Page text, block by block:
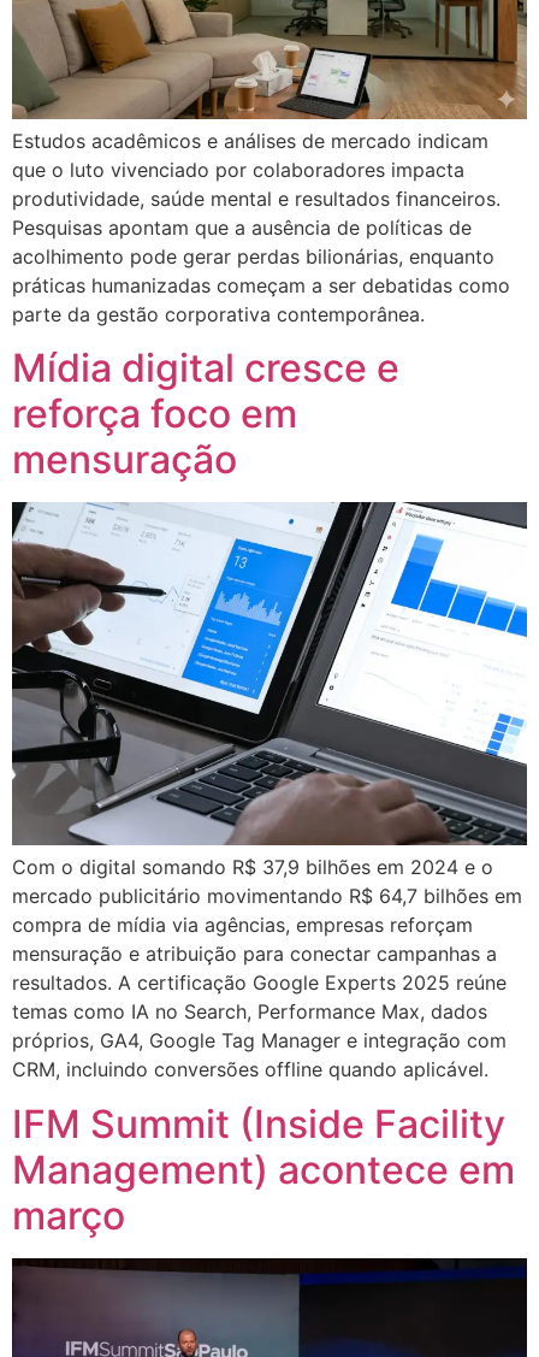
Estudos acadêmicos e análises de mercado indicam
que o luto vivenciado por colaboradores impacta
produtividade, saúde mental e resultados financeiros.
Pesquisas apontam que a ausência de políticas de
acolhimento pode gerar perdas bilionárias, enquanto
práticas humanizadas começam a ser debatidas como
parte da gestão corporativa contemporânea.
Mídia digital cresce e
reforça foco em
mensuração
Com o digital somando R$ 37,9 bilhões em 2024 e o
mercado publicitário movimentando R$ 64,7 bilhões em
compra de mídia via agências, empresas reforçam
mensuração e atribuição para conectar campanhas a
resultados. A certificação Google Experts 2025 reúne
temas como IA no Search, Performance Max, dados
próprios, GA4, Google Tag Manager e integração com
CRM, incluindo conversões offline quando aplicável.
IFM Summit (Inside Facility
Management) acontece em
março